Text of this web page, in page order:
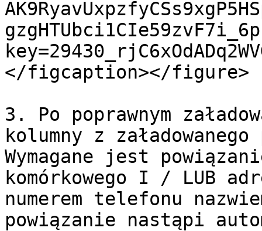
</figcaption></figure>
3. Po poprawnym
kolumny z
Wymagane jest
komórkowego I / LUB
numerem telefonu
powiązanie nastąpi